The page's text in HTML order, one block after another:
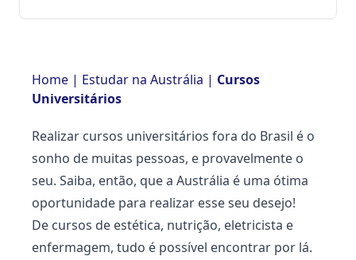
Home | Estudar na Austrália | Cursos
Universitários
Realizar cursos universitários fora do Brasil é o
sonho de muitas pessoas, e provavelmente o
seu. Saiba, então, que a Austrália é uma ótima
oportunidade para realizar esse seu desejo!
De cursos de estética, nutrição, eletricista e
enfermagem, tudo é possível encontrar por lá.